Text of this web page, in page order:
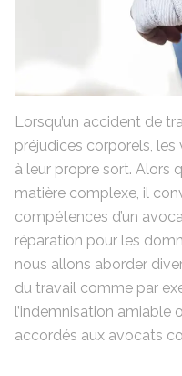
Lorsqu’un accident de
préjudices corporels,
à leur propre sort. Alors
matière complexe, il
compétences d’un
réparation pour les
nous allons aborder
du travail comme par
l’indemnisation amiable
accordés aux avocats